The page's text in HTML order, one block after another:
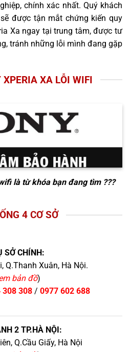
chính xác nhất. Quý khách
được tận mắt chứng kiến quy
Xa ngay tại trung tâm, được tư
tránh những lỗi mình đang gặp
XPERIA XA LỖI WIFI
là từ khóa bạn đang tìm ???
4 CƠ SỞ
SỞ CHÍNH:
Q.Thanh Xuân, Hà Nội.
bản đồ)
308 308/ 0977 602 688
2 TP.HÀ NỘI:
Q.Cầu Giấy, Hà Nội